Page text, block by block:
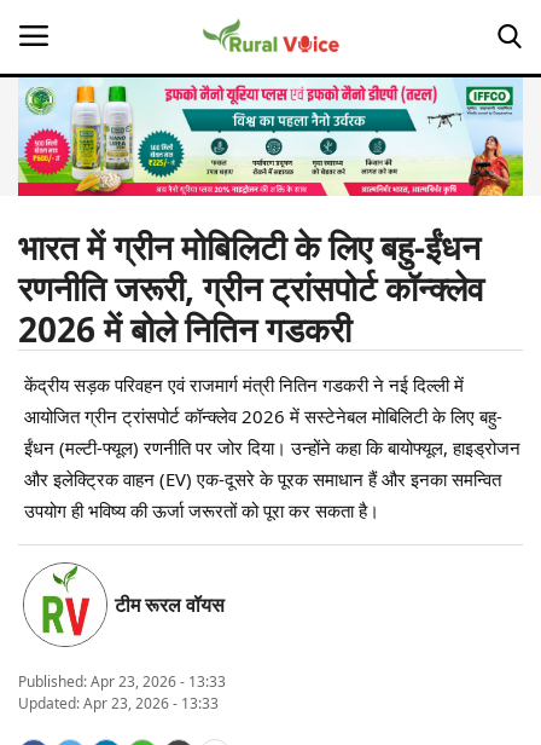
Home
Contact
About Us
Leadership Profiles
Opinion
Politics
Magazine
States
Events
Agribusiness
भारत में ग्रीन मोबिलिटी के लिए बहु-ईंधन
रणनीति जरूरी, ग्रीन ट्रांसपोर्ट कॉन्क्लेव
2026 में बोले नितिन गडकरी
केंद्रीय सड़क परिवहन एवं राजमार्ग मंत्री नितिन गडकरी ने नई दिल्ली में
आयोजित ग्रीन ट्रांसपोर्ट कॉन्क्लेव 2026 में सस्टेनेबल मोबिलिटी के लिए बहु-
ईंधन (मल्टी-फ्यूल) रणनीति पर जोर दिया। उन्होंने कहा कि बायोफ्यूल, हाइड्रोजन
और इलेक्ट्रिक वाहन (EV) एक-दूसरे के पूरक समाधान हैं और इनका समन्वित
उपयोग ही भविष्य की ऊर्जा जरूरतों को पूरा कर सकता है।
टीम रूरल वॉयस
Published:Apr 23, 2026 - 13:33
Updated: Apr 23, 2026 - 13:33